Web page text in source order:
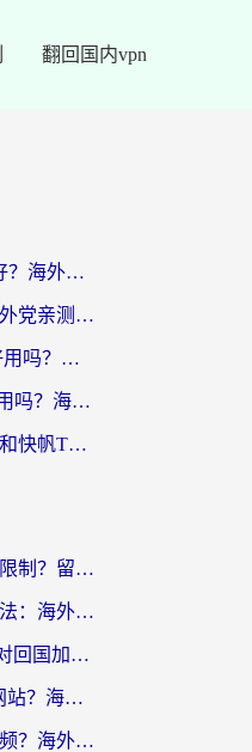
翻回国内vpn
雷神手游和sixfast哪个好？海外党亲测3款回国加速器，教你选对不踩坑
穿梭和快喵好用吗？海外党亲测：小众加速器对比+番茄加速器深度体验
云极和Unblock Youku好用吗？海外党亲测+2026回国加速器避坑指南
ChickCN和海外回国好用吗？海外党2026亲测：从手游到影音，选对加速器的3个关键
海外党必看：雷神手游和快帆TV版好用吗？3步选对回国加速器不踩坑
酷狗在海外用怎么版权限制？留学生亲测：3步解决听国内音乐难题
国外用微信加速器的方法：海外党无缝连接国内生活的实用指南
国外看芒果tv总卡？选对回国加速器，轻松追《浪姐》不费劲
在国外怎么看nba直播网站？海外党专属体育观赛指南，告别地区限制！
国外怎么看手机腾讯视频？海外党亲测有效的追剧加速器选择指南